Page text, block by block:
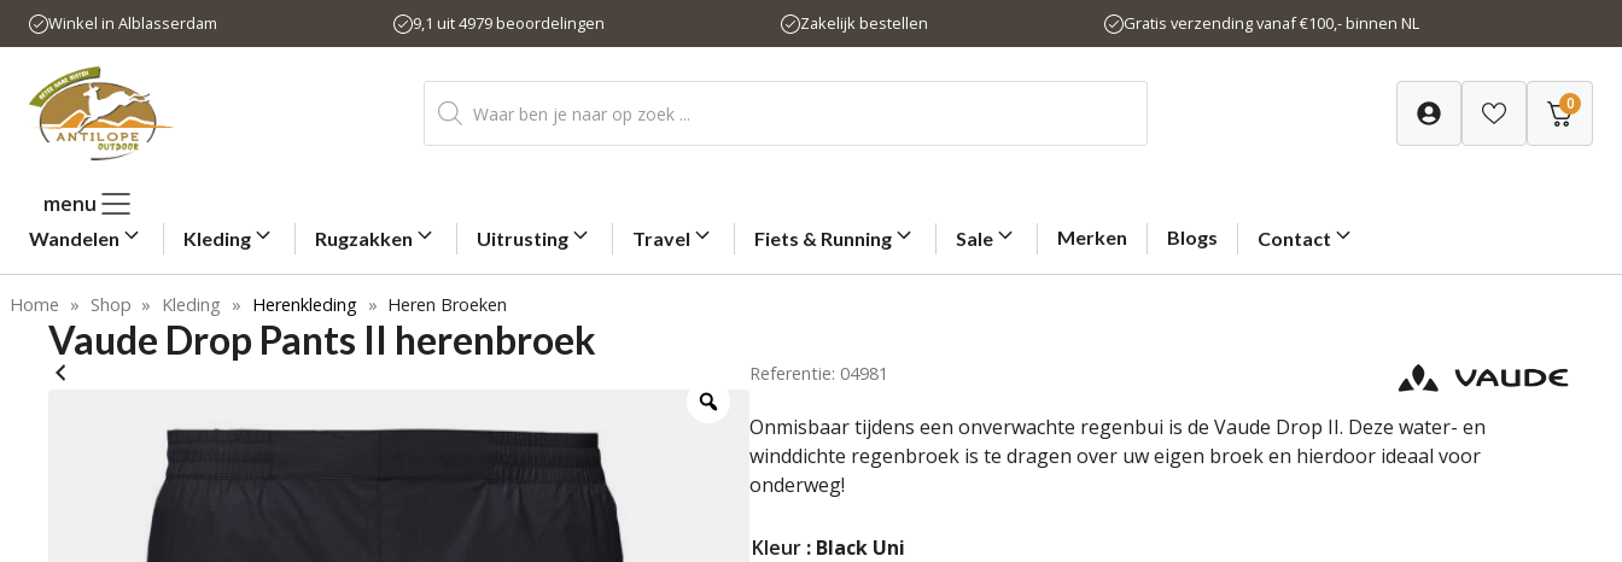
naar
inhoud
Winkel in Alblasserdam 9,1 uit 4979 beoordelingen Zakelijk bestellen Gratis verzending vanaf €100,- binnen NL
Producten
zoeken 0
menu
Wandelen Kleding Rugzakken Uitrusting Travel Fiets & Running Sale Merken Blogs Contact
Home » Shop » Kleding » Herenkleding » Heren Broeken
Vaude Drop Pants II herenbroek
Referentie: 04981
Onmisbaar tijdens een onverwachte regenbui is de Vaude Drop II. Deze water- en
winddichte regenbroek is te dragen over uw eigen broek en hierdoor ideaal voor
onderweg!
Kleur : Black Uni